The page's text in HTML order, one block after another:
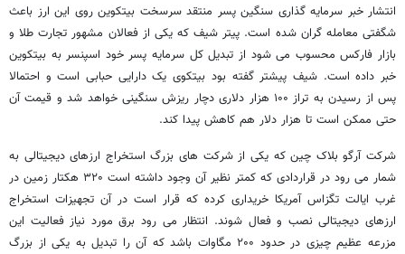
انتشار خبر سرمایه گذاری سنگین پسر منتقد سرسخت بیتکوین روی این ارز باعث
شگفتی معامله گران شده است. پیتر شیف که یکی از فعالان مشهور تجارت طلا و
بازار فارکس محسوب می شود از تبدیل کل سرمایه پسر خود اسپنسر به بیتکوین
خبر داده است. شیف پیشتر گفته بود بیتکوی یک دارایی حبابی است و احتمالا
پس از رسیدن به تراز ۱۰۰ هزار دلاری دچار ریزش سنگینی خواهد شد و قیمت آن
حتی ممکن است تا هزار دلار هم کاهش پیدا کند.
شرکت آرگو بلاک چین که یکی از شرکت های بزرگ استخراج ارزهای دیجیتالی به
شمار می رود در قراردادی که کمتر نظیر آن وجود داشته است ۳۲۰ هکتار زمین در
غرب ایالت تگزاس آمریکا خریداری کرده که قرار است در آن تجهیزات استخراج
ارزهای دیجیتالی نصب و فعال شوند. انتظار می رود برق مورد نیاز فعالیت این
مزرعه عظیم چیزی در حدود ۲۰۰ مگاوات باشد که آن را تبدیل به یکی از بزرگ